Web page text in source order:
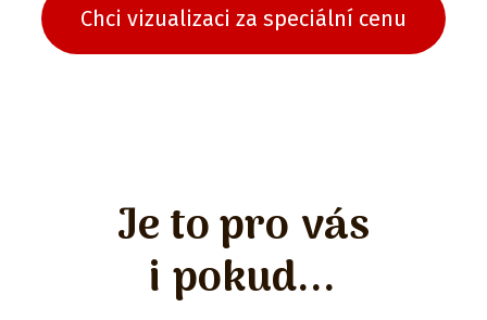
Chci vizualizaci za speciální cenu
Je to pro vás
i pokud...